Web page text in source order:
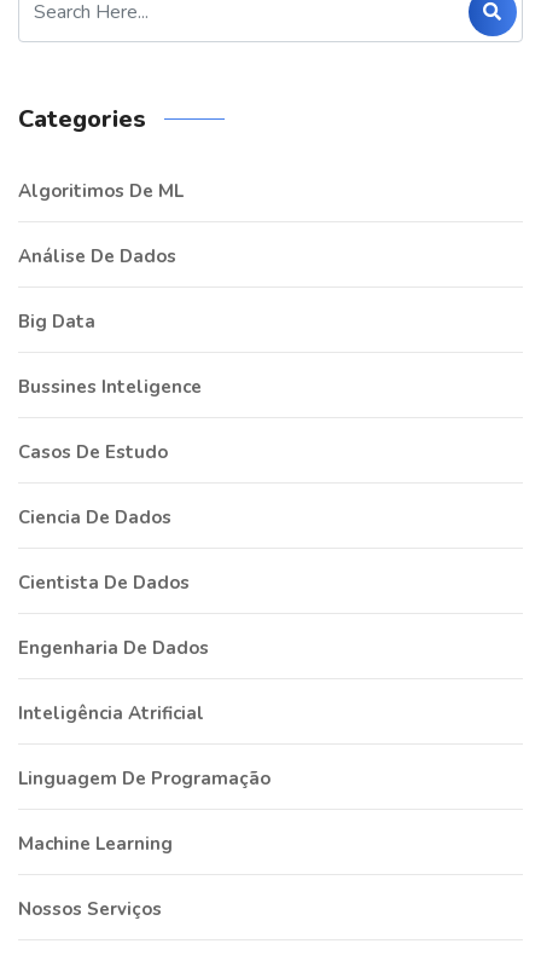
Categories
Algoritimos De ML
Análise De Dados
Big Data
Bussines Inteligence
Casos De Estudo
Ciencia De Dados
Cientista De Dados
Engenharia De Dados
Inteligência Atrificial
Linguagem De Programação
Machine Learning
Nossos Serviços